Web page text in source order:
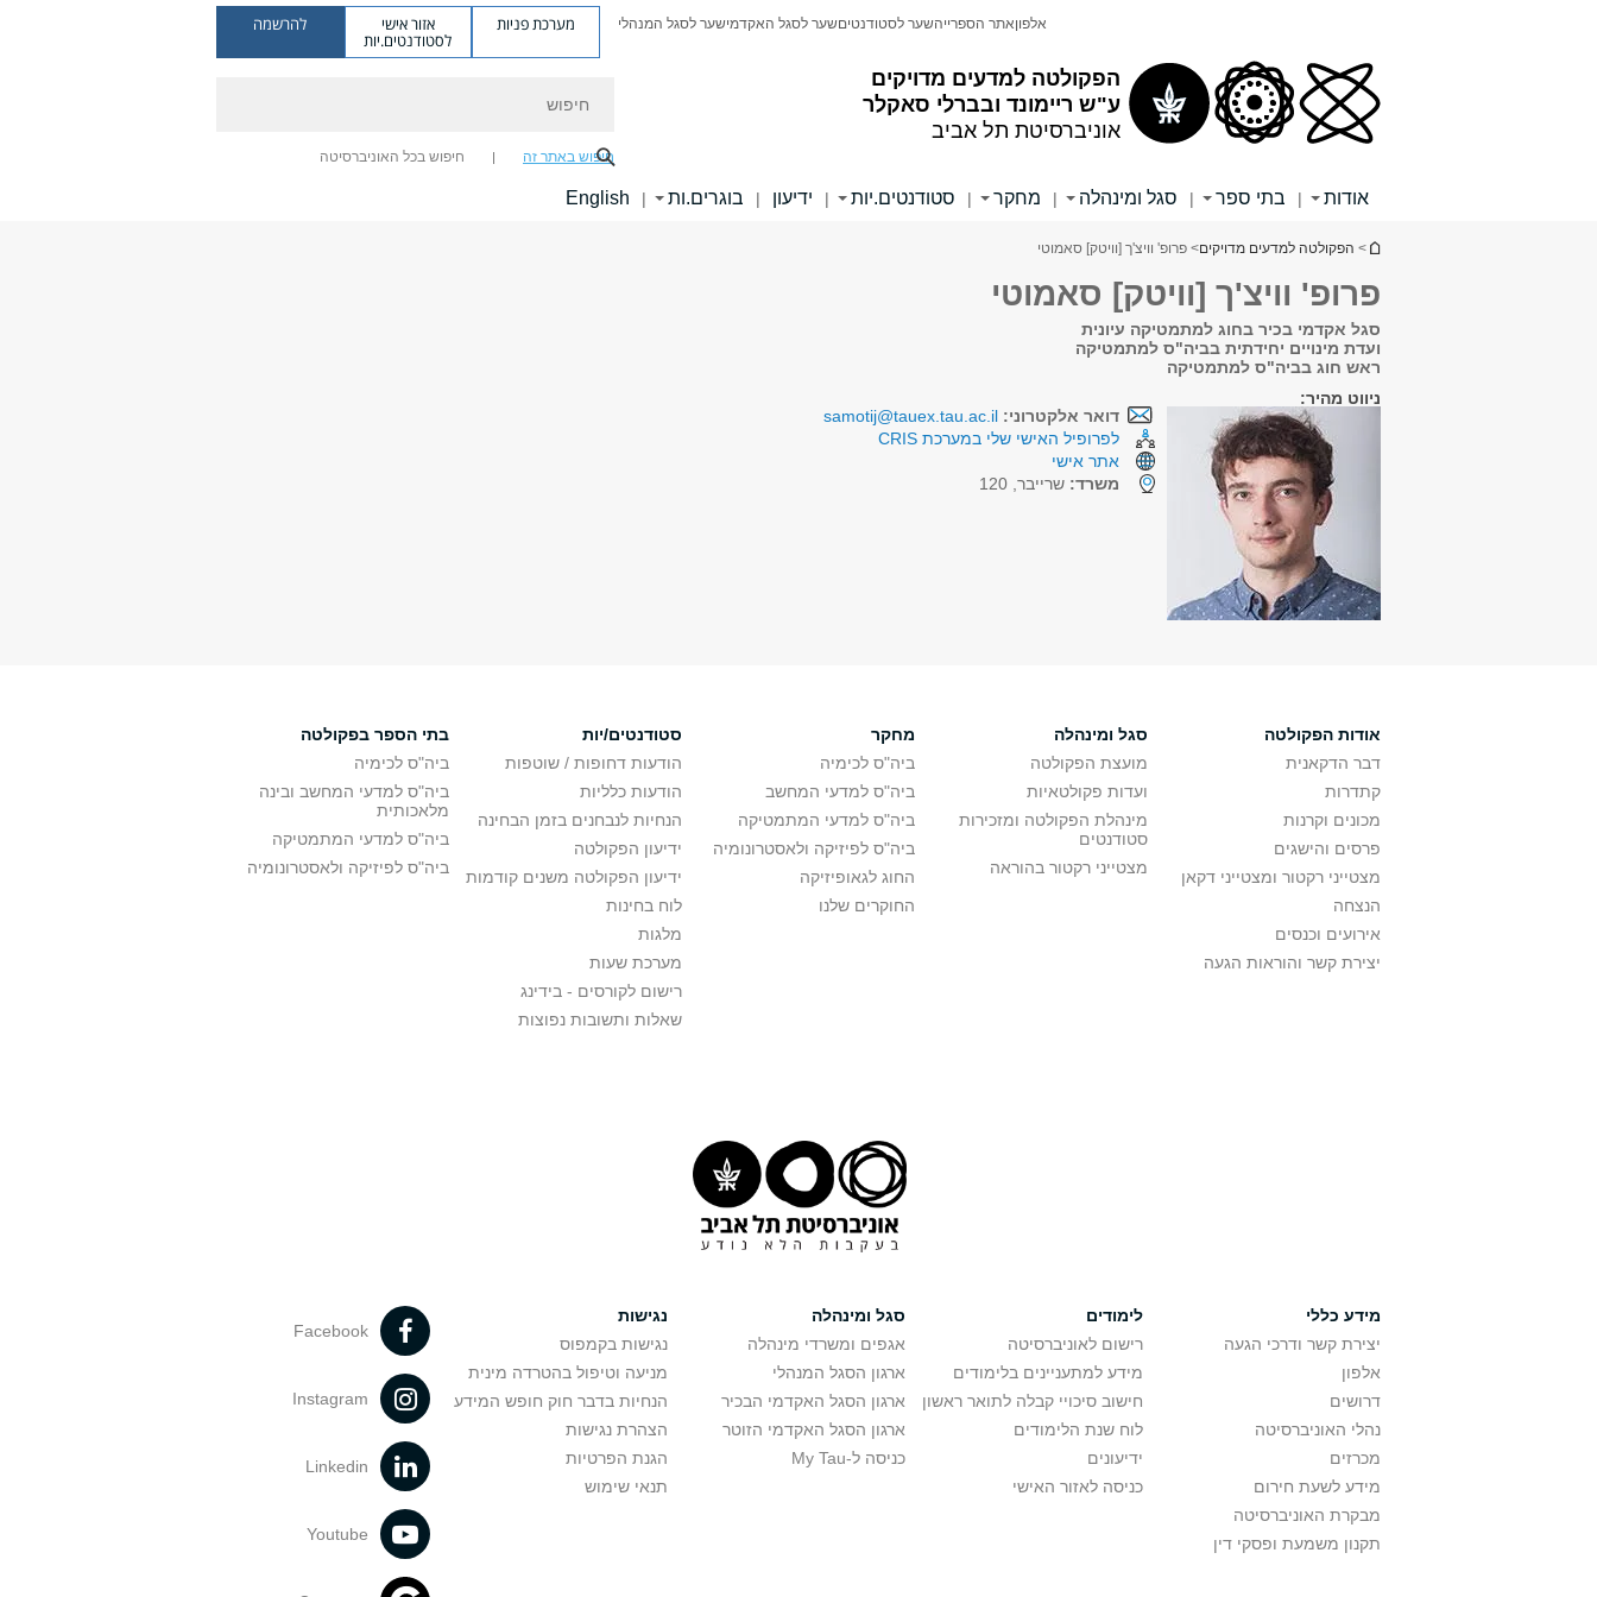
הפקולטה למדעים מדויקים
ע"ש ריימונד ובברלי סאקלר
אוניברסיטת תל אביב
אלפוןאתר הספרייהשער לסטודנטיםשער לסגל האקדמישער לסגל המנהלי מערכת פניות אזור אישי
לסטודנטים.יות
להרשמה
חיפוש באתר זה חיפוש בכל האוניברסיטה
אודות | בתי ספר | סגל ומינהלה | מחקר | סטודנטים.יות | ידיעון | בוגרים.ות |
English
הינך נמצא כאן
> הפקולטה למדעים מדויקים> פרופ' וויצ'ך [וויטק] סאמוטי
פרופ' וויצ'ך [וויטק] סאמוטי
סגל אקדמי בכיר בחוג למתמטיקה עיונית
ועדת מינויים יחידתית בביה"ס למתמטיקה
ראש חוג בביה"ס למתמטיקה
ניווט מהיר:
דואר אלקטרוני: samotij@tauex.tau.ac.il
לפרופיל האישי שלי במערכת CRIS
אתר אישי
משרד: שרייבר, 120
אודות הפקולטה
דבר הדקאנית
קתדרות
מכונים וקרנות
פרסים והישגים
מצטייני רקטור ומצטייני דקאן
הנצחה
אירועים וכנסים
יצירת קשר והוראות הגעה
סגל ומינהלה
מועצת הפקולטה
ועדות פקולטאיות
מינהלת הפקולטה ומזכירות
סטודנטים
מצטייני רקטור בהוראה
מחקר
ביה"ס לכימיה
ביה"ס למדעי המחשב
ביה"ס למדעי המתמטיקה
ביה"ס לפיזיקה ולאסטרונומיה
החוג לגאופיזיקה
החוקרים שלנו
סטודנטים/יות
הודעות דחופות / שוטפות
הודעות כלליות
הנחיות לנבחנים בזמן הבחינה
ידיעון הפקולטה
ידיעון הפקולטה משנים קודמות
לוח בחינות
מלגות
מערכת שעות
רישום לקורסים - בידינג
שאלות ותשובות נפוצות
בתי הספר בפקולטה
ביה"ס לכימיה
ביה"ס למדעי המחשב ובינה
מלאכותית
ביה"ס למדעי המתמטיקה
ביה"ס לפיזיקה ולאסטרונומיה
מידע כללי
יצירת קשר ודרכי הגעה
אלפון
דרושים
נהלי האוניברסיטה
מכרזים
מידע לשעת חירום
מבקרת האוניברסיטה
תקנון משמעת ופסקי דין
לימודים
רישום לאוניברסיטה
מידע למתעניינים בלימודים
חישוב סיכויי קבלה לתואר ראשון
לוח שנת הלימודים
ידיעונים
כניסה לאזור האישי
סגל ומינהלה
אגפים ומשרדי מינהלה
ארגון הסגל המנהלי
ארגון הסגל האקדמי הבכיר
ארגון הסגל האקדמי הזוטר
כניסה ל-My Tau
נגישות
נגישות בקמפוס
מניעה וטיפול בהטרדה מינית
הנחיות בדבר חוק חופש המידע
הצהרת נגישות
הגנת הפרטיות
תנאי שימוש
Facebook
Instagram
Linkedin
Youtube